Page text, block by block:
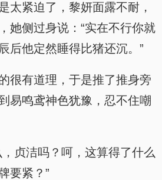
太紧迫了，黎妍面露不耐，
她侧过身说：“实在不行你就
后他定然睡得比猪还沉。”
很有道理，于是推了推身旁
易鸣鸢神色犹豫，忍不住嘲
贞洁吗？呵，这算得了什么
要紧？”